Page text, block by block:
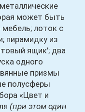
может быть
лоток с
пирамидку из
ящик'; два
одного
призмы
полусферы
«Цвет и
(при этом один